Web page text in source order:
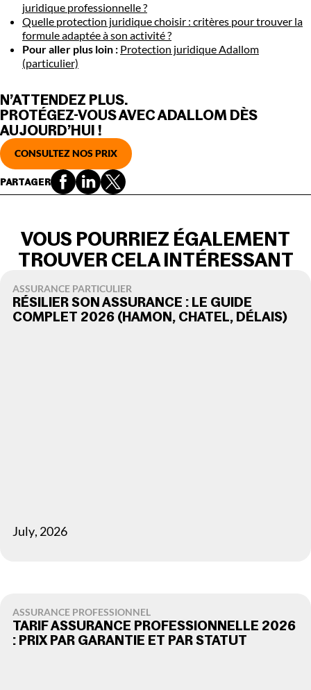
juridique professionnelle ?
Quelle protection juridique choisir : critères pour trouver la
formule adaptée à son activité ?
Pour aller plus loin : Protection juridique Adallom
(particulier)
N’ATTENDEZ PLUS.
PROTÉGEZ-VOUS AVEC ADALLOM DÈS
AUJOURD’HUI !
CONSULTEZ NOS PRIX
PARTAGER
VOUS POURRIEZ ÉGALEMENT
TROUVER CELA INTÉRESSANT
ASSURANCE PARTICULIER
RÉSILIER SON ASSURANCE : LE GUIDE
COMPLET 2026 (HAMON, CHATEL, DÉLAIS)
July, 2026
ASSURANCE PROFESSIONNEL
TARIF ASSURANCE PROFESSIONNELLE 2026
: PRIX PAR GARANTIE ET PAR STATUT